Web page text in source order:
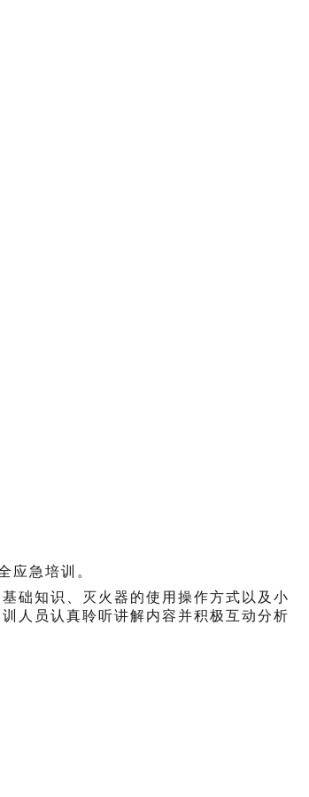
应急培训。
础知识、灭火器的使用操作方式以及小
人员认真聆听讲解内容并积极互动分析